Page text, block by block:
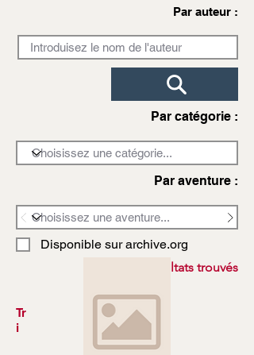
Par auteur :
Par catégorie :
Par aventure :
Disponible sur archive.org
3972 résultats trouvés
Tr
i